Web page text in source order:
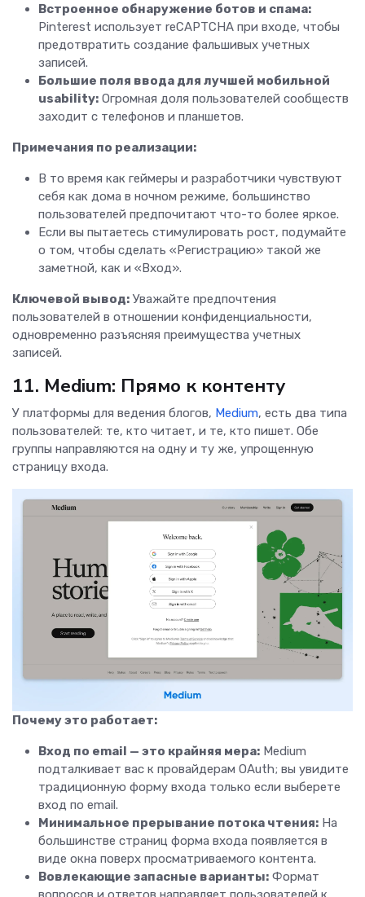
Встроенное обнаружение ботов и спама:
Pinterest использует reCAPTCHA при входе, чтобы
предотвратить создание фальшивых учетных
записей.
Большие поля ввода для лучшей мобильной
usability: Огромная доля пользователей сообществ
заходит с телефонов и планшетов.
Примечания по реализации:
В то время как геймеры и разработчики чувствуют
себя как дома в ночном режиме, большинство
пользователей предпочитают что-то более яркое.
Если вы пытаетесь стимулировать рост, подумайте
о том, чтобы сделать «Регистрацию» такой же
заметной, как и «Вход».
Ключевой вывод: Уважайте предпочтения
пользователей в отношении конфиденциальности,
одновременно разъясняя преимущества учетных
записей.
11. Medium: Прямо к контенту
У платформы для ведения блогов, Medium, есть два типа
пользователей: те, кто читает, и те, кто пишет. Обе
группы направляются на одну и ту же, упрощенную
страницу входа.
Почему это работает:
Вход по email — это крайняя мера: Medium
подталкивает вас к провайдерам OAuth; вы увидите
традиционную форму входа только если выберете
вход по email.
Минимальное прерывание потока чтения: На
большинстве страниц форма входа появляется в
виде окна поверх просматриваемого контента.
Вовлекающие запасные варианты: Формат